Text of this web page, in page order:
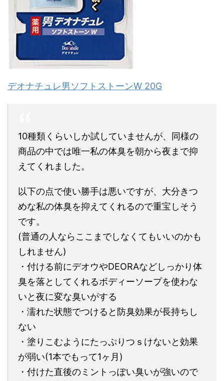
デオナチュレ男ソフトストーンW 20G
10種類くらいしか試していませんが、同様の
商品の中では唯一私の体臭を朝から夜まで抑
えてくれました。
以下の点で使い勝手は悪いですが、大分きつ
めな私の体臭を抑えてくれるので重宝しそう
です。
(普通の人ならここまでしなくてもいいのかも
しれません)
・付ける前にデオウやDEORAなどしっかり体
臭を落としてくれるボディーソープを使わな
いと夜に変な臭いがする
・濡れた状態でつけると防臭効果が長持ちし
ない
・塗りこむようにたっぷりつｓけないと効果
が弱い(1本でもって1ヶ月)
・付けた直後のミントっぽい臭いが強いので